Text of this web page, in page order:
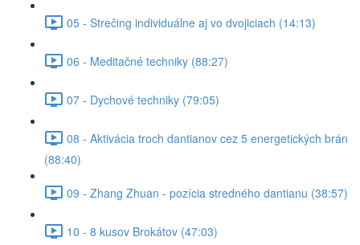
05 - Strečing individuálne aj vo dvojiciach (14:13)
06 - Meditačné techniky (88:27)
07 - Dychové techniky (79:05)
08 - Aktivácia troch dantianov cez 5 energetických brán
(88:40)
09 - Zhang Zhuan - pozícia stredného dantianu (38:57)
10 - 8 kusov Brokátov (47:03)